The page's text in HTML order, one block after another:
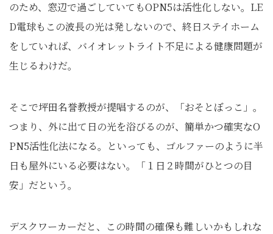
のため、窓辺で過ごしていてもOPN5は活性化しない。LE
D電球もこの波長の光は発しないので、終日ステイホーム
をしていれば、バイオレットライト不足による健康問題が
生じるわけだ。
そこで坪田名誉教授が提唱するのが、「おそとぼっこ」。
つまり、外に出て日の光を浴びるのが、簡単かつ確実なO
PN5活性化法になる。といっても、ゴルファーのように半
日も屋外にいる必要はない。「１日２時間がひとつの目
安」だという。
デスクワーカーだと、この時間の確保も難しいかもしれな